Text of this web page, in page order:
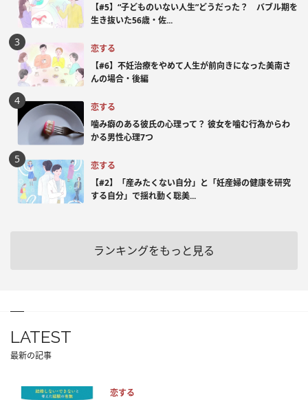
【#5】“子どものいない人生”どうだった？ バブル期を
生き抜いた56歳・佐...
恋する
【#6】不妊治療をやめて人生が前向きになった美南さ
んの場合・後編
恋する
噛み癖のある彼氏の心理って？ 彼女を噛む行為からわ
かる男性心理7つ
恋する
【#2】「産みたくない自分」と「妊産婦の健康を研究
する自分」で揺れ動く聡美...
ランキングをもっと見る
LATEST
最新の記事
恋する